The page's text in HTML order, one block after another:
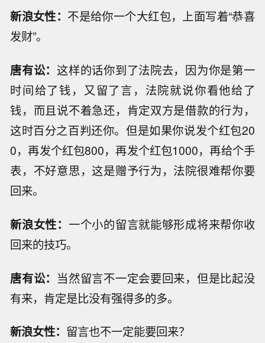
新浪女性： 不是给你一个大红包，上面写着“恭喜
发财”。
唐有讼： 这样的话你到了法院去，因为你是第一
时间给了钱，又留了言，法院就说你看他给了
钱，而且说不着急还，肯定双方是借款的行为，
这时百分之百判还你。但是如果你说发个红包20
0，再发个红包800，再发个红包1000，再给个手
表，不好意思，这是赠予行为，法院很难帮你要
回来。
新浪女性： 一个小的留言就能够形成将来帮你收
回来的技巧。
唐有讼： 当然留言不一定会要回来，但是比起没
有来，肯定是比没有强得多的多。
新浪女性： 留言也不一定能要回来？